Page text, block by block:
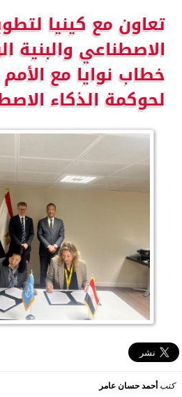
تعاون مع كينيا
الاصطناعي والبنية
خطاب نوايا مع
لحوكمة الذكاء
كتب أحمد حسان عامر